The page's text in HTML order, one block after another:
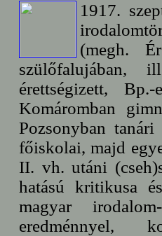
1917.
(megh.
szülőfalujában,
érettségizett,
Komáromban
Pozsonyban
főiskolai, majd
II. vh. utáni
hatású kritikusa
magyar
eredménnyel,